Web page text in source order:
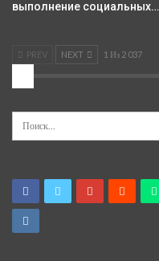
выполнение социальных…
PREV NEXT 1 Из 2 037